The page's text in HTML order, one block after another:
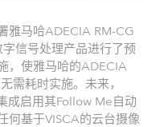
雅马哈ADECIA RM-CG
信号处理产品进行了预
，使雅马哈的ADECIA
需耗时实施。未来，
成启用其Follow Me自动
何基于VISCA的云台摄像